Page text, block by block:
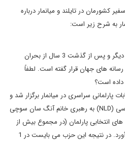
کشورمان در تایلند و میانمار درباره
به شرح زیر است:
طی دو هفته اخیر نام میانمار یک بار دیگر و پس از گذشت 3 سال از بحران
رسانه های جهان قرار گفته است. لطفاً
داده است؟
پارلمانی سراسری در میانمار برگزار شد و
طی آن حزب اتحاد ملی برای دموکراسی (NLD) به رهبری خانم آنگ سان سوچی
از کرسی های انتخابی پارلمان (در مجموع بیش از
60 درصد کل کرسی ها) را به دست آورد. در نتیجه این حزب می بایست در 1